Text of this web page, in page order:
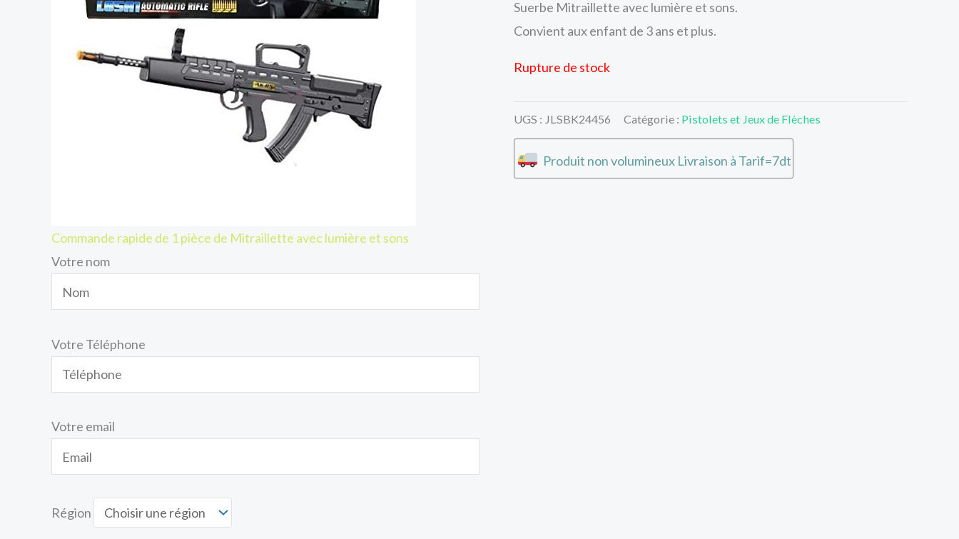
Commande rapide de 1 pièce de Mitraillette avec lumière et sons
Votre nom
Votre Téléphone
Votre email
Région
Suerbe Mitraillette avec lumière et sons.
Convient aux enfant de 3 ans et plus.
Rupture de stock
UGS : JLSBK24456 Catégorie : Pistolets et Jeux de Flèches
Produit non volumineux Livraison à Tarif=7dt